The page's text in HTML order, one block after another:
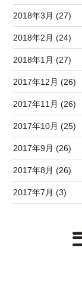
2018年3月 (27)
2018年2月 (24)
2018年1月 (27)
2017年12月 (26)
2017年11月 (26)
2017年10月 (25)
2017年9月 (26)
2017年8月 (26)
2017年7月 (3)